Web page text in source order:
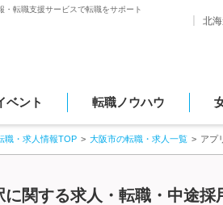
転職支援サービスで転職をサポート
北
ベント 転職ノウハウ
職・求人情報TOP 大阪市の転職・求人一覧 アプ
関する求人・転職・中途採